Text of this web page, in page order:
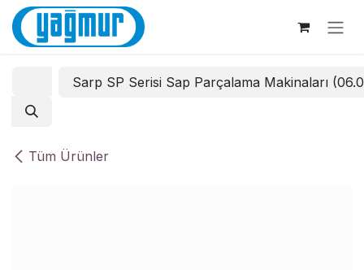
İçereği Atla
Tüm Ürünler
Sarp SP Serisi Sap Parçalama Makinaları